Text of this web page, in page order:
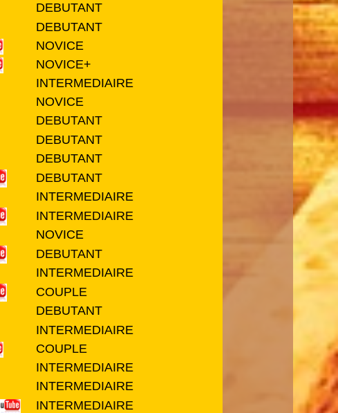
DEBUTANT
DEBUTANT
NOVICE
NOVICE+
INTERMEDIAIRE
NOVICE
DEBUTANT
DEBUTANT
DEBUTANT
DEBUTANT
INTERMEDIAIRE
INTERMEDIAIRE
NOVICE
DEBUTANT
INTERMEDIAIRE
COUPLE
DEBUTANT
INTERMEDIAIRE
COUPLE
INTERMEDIAIRE
INTERMEDIAIRE
INTERMEDIAIRE